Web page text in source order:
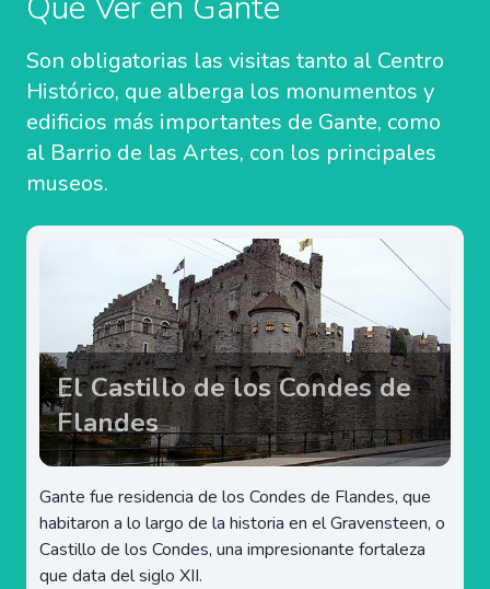
Son obligatorias las visitas tanto al Centro
Histórico, que alberga los monumentos y
edificios más importantes de Gante, como
al Barrio de las Artes, con los principales
museos.
El Castillo de los Condes de
Flandes
Gante fue residencia de los Condes de Flandes, que
habitaron a lo largo de la historia en el Gravensteen, o
Castillo de los Condes, una impresionante fortaleza
que data del siglo XII.